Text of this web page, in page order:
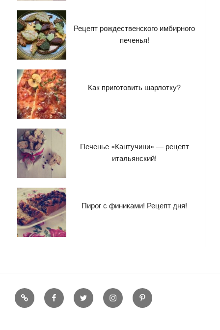
Рецепт рождественского имбирного
печенья!
Как приготовить шарлотку?
Печенье «Кантучини» — рецепт
итальянский!
Пирог с финиками! Рецепт дня!
FlipboardFacebookTwitter InstagramPinterest